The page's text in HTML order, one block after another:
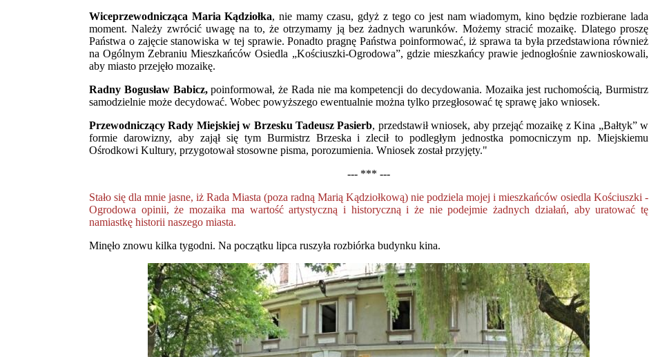
Wiceprzewodnicząca Maria Kądziołka, nie mamy czasu, gdyż z tego co jest nam wiadomym, kino będzie rozbierane lada
moment. Należy zwrócić uwagę na to, że otrzymamy ją bez żadnych warunków. Możemy stracić mozaikę. Dlatego proszę
Państwa o zajęcie stanowiska w tej sprawie. Ponadto pragnę Państwa poinformować, iż sprawa ta była przedstawiona również
na Ogólnym Zebraniu Mieszkańców Osiedla „Kościuszki-Ogrodowa”, gdzie mieszkańcy prawie jednogłośnie zawnioskowali,
aby miasto przejęło mozaikę.
Radny Bogusław Babicz,poinformował, że Rada nie ma kompetencji do decydowania. Mozaika jest ruchomością, Burmistrz
samodzielnie może decydować. Wobec powyższego ewentualnie można tylko przegłosować tę sprawę jako wniosek.
Przewodniczący Rady Miejskiej w Brzesku Tadeusz Pasierb, przedstawił wniosek, aby przejąć mozaikę z Kina „Bałtyk” w
formie darowizny, aby zajął się tym Burmistrz Brzeska i zlecił to podległym jednostka pomocniczym np. Miejskiemu
Ośrodkowi Kultury, przygotował stosowne pisma, porozumienia. Wniosek został przyjęty."
--- *** ---
Stało się dla mnie jasne, iż Rada Miasta (poza radną Marią Kądziołkową) nie podziela mojej i mieszkańców osiedla Kościuszki -
Ogrodowa opinii, że mozaika ma wartość artystyczną i historyczną i że nie podejmie żadnych działań, aby uratować tę
namiastkę historii naszego miasta.
Minęło znowu kilka tygodni. Na początku lipca ruszyła rozbiórka budynku kina.